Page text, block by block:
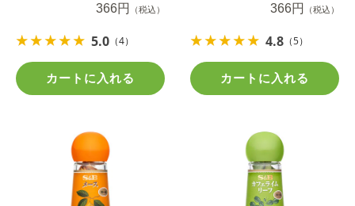
（ボトル） ４０ｇ
366円 （税込）
5.0 （4）
カートに入れる
ーノ（ボトル） ５３ｇ
366円 （税込）
4.8 （5）
カートに入れる